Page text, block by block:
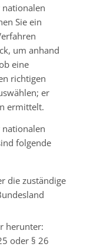
Sie ein
um anhand
eine
richtigen
er
ermittelt.
folgende
die zuständige
herunter:
oder § 26